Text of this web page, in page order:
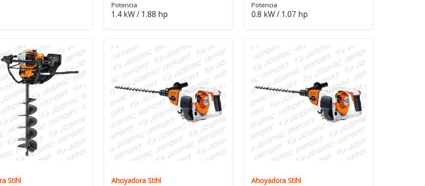
Potencia
1.4 kW / 1.88 hp
Potencia
0.8 kW / 1.07 hp
Stihl Ahoyadora Stihl Ahoyadora Stihl